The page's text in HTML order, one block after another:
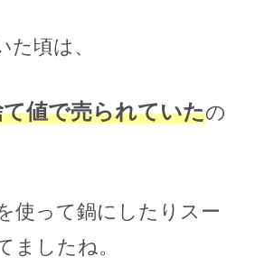
頃は、
値で売られていたの
使って鍋にしたりスー
ましたね。